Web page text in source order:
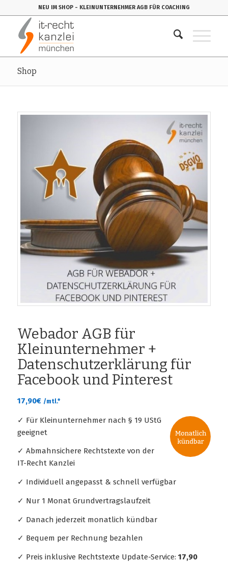
NEU IM SHOP - KLEINUNTERNEHMER AGB FÜR COACHING
Shop
Webador AGB für
Kleinunternehmer +
Datenschutzerklärung für
Facebook und Pinterest
17,90€ /mtl.*
✓ Für Kleinunternehmer nach § 19 UStG
geeignet
✓ Abmahnsichere Rechtstexte von der
IT-Recht Kanzlei
✓ Individuell angepasst & schnell verfügbar
✓ Nur 1 Monat Grundvertragslaufzeit
✓ Danach jederzeit monatlich kündbar
✓ Bequem per Rechnung bezahlen
✓ Preis inklusive Rechtstexte Update-Service: 17,90